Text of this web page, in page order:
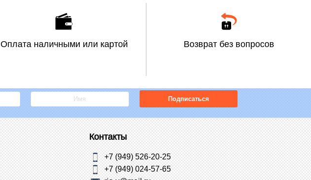
Оплата наличными или картой Возврат без вопросов
Подписаться
Контакты
+7 (949) 526-20-25
+7 (949) 024-57-65